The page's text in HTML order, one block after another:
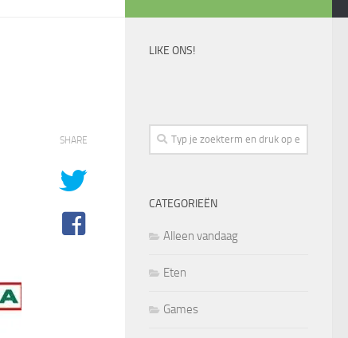
SHARE
LIKE ONS!
CATEGORIEËN
Alleen vandaag
Eten
Games